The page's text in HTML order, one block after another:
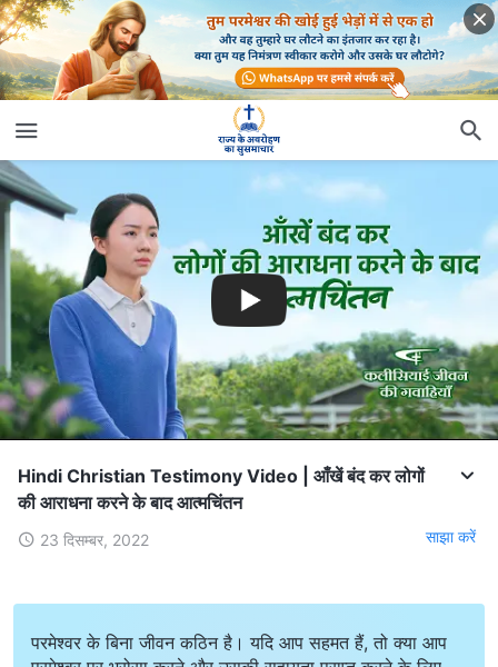
Hindi Christian Testimony Video | आँखें बंद कर लोगों
की आराधना करने के बाद आत्मचिंतन
23 दिसम्बर, 2022 साझा करें
परमेश्वर के बिना जीवन कठिन है। यदि आप सहमत हैं, तो क्या आप